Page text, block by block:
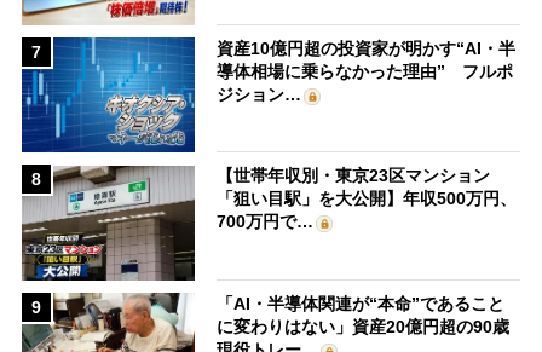
7
資産10億円超の投資家が明かす“AI・半
導体相場に乗らなかった理由” フルポ
ジション…
8
【世帯年収別・東京23区マンション
「狙い目駅」を大公開】年収500万円、
700万円で…
9
「AI・半導体関連が“本命”であること
に変わりはない」資産20億円超の90歳